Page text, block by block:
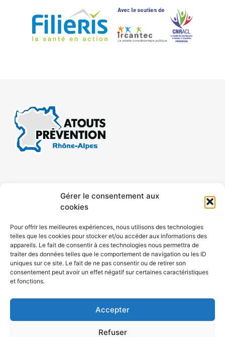
Gérer le consentement aux
cookies
Pour offrir les meilleures expériences, nous utilisons des technologies
telles que les cookies pour stocker et/ou accéder aux informations des
appareils. Le fait de consentir à ces technologies nous permettra de
traiter des données telles que le comportement de navigation ou les ID
uniques sur ce site. Le fait de ne pas consentir ou de retirer son
consentement peut avoir un effet négatif sur certaines caractéristiques
et fonctions.
Accepter
Refuser
CONTACT MENTIONS LÉGALES
ACCESSIBILITÉ
POLITIQUE DE COOKIES (UE)